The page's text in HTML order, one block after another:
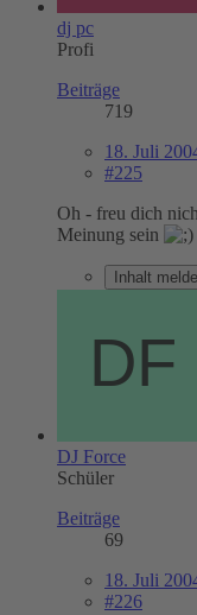
dj pc
Profi
Beiträge
719
18. Juli
#225
Oh - freu dich
Meinung sein
Inhalt
DJ Force
Schüler
Beiträge
69
18. Juli
#226